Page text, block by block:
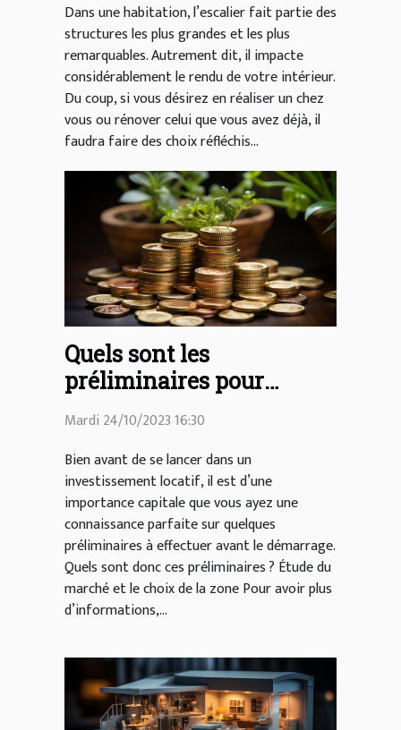
Dans une habitation, l’escalier fait partie des
structures les plus grandes et les plus
remarquables. Autrement dit, il impacte
considérablement le rendu de votre intérieur.
Du coup, si vous désirez en réaliser un chez
vous ou rénover celui que vous avez déjà, il
faudra faire des choix réfléchis...
Quels sont les
préliminaires pour
réussir un
investissement locatif ?
Mardi 24/10/2023 16:30
Bien avant de se lancer dans un
investissement locatif, il est d’une
importance capitale que vous ayez une
connaissance parfaite sur quelques
préliminaires à effectuer avant le démarrage.
Quels sont donc ces préliminaires ? Étude du
marché et le choix de la zone Pour avoir plus
d’informations,...